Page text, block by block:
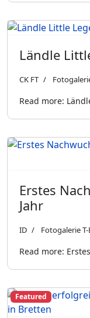
Ländle
CK FT
Read more:
Erstes
Jahr
ID Fotogalerie T-
Read more:
Featured